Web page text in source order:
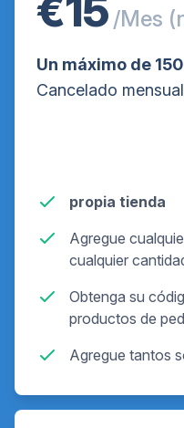
/Mes
Un máximo de
Cancelado
propia tienda
Agregue
cualquier
Obtenga su
productos de
Agregue tantos